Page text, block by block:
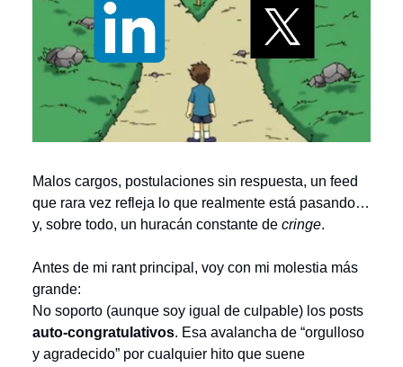
Malos cargos, postulaciones sin respuesta, un feed
que rara vez refleja lo que realmente está pasando…
y, sobre todo, un huracán constante de cringe.
Antes de mi rant principal, voy con mi molestia más
grande:
No soporto (aunque soy igual de culpable) los posts
auto-congratulativos. Esa avalancha de “orgulloso
y agradecido” por cualquier hito que suene